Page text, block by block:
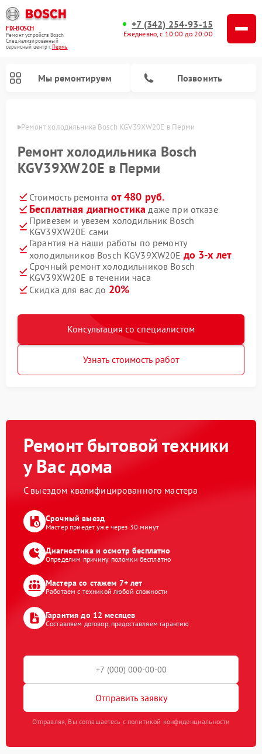
FIX-BOSCH
Ремонт устройств Bosch
Специализированный
cервисный центр г.Пермь
+7 (342) 254-93-15
Ежедневно, с 10:00 до 20:00
Мы ремонтируем Позвонить
Ремонт холодильника Bosch KGV39XW20E в Перми
Ремонт холодильника Bosch
KGV39XW20E в Перми
Стоимость ремонта от 480 руб.
Бесплатная диагностика даже при отказе
Привезем и увезем холодильник Bosch
KGV39XW20E сами
Гарантия на наши работы по ремонту
холодильников Bosch KGV39XW20E до 3-х лет
Срочный ремонт холодильников Bosch
KGV39XW20E в течении часа
Скидка для вас до 20%
Консультация со специалистом
Узнать стоимость работ
Ремонт бытовой техники
у Вас дома
С выездом квалифицированного мастера
Срочный выезд
Мастер приедет уже через 30 минут
Диагностика и осмотр бесплатно
Определим причину поломки бесплатно
Мастера со стажем 7+ лет
Работаем с техникой любой сложности
Гарантия до 12 месяцев
Составляем договор, предоставляем гарантию
Отправить заявку
Отправляя, Вы соглашаетесь с политикой конфиденциальности